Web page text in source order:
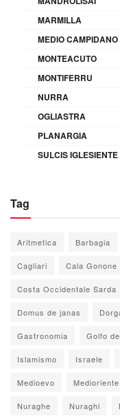
MARMILLA
MEDIO CAMPIDANO
MONTEACUTO
MONTIFERRU
NURRA
OGLIASTRA
PLANARGIA
SULCIS IGLESIENTE
Tag
Aritmetica Barbagia
Cagliari Cala Gonone
Costa Occidentale Sarda
Domus de janas
Gastronomia Golfo
Islamismo Israele
Medioevo Medioriente
Nuraghe Nuraghi